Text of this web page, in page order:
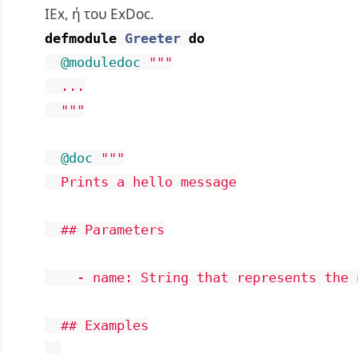
IEx, ή του ExDoc.
defmodule Greeter do
@moduledoc
"""
  ...
  """
@doc
"""
  Prints a hello message
  ## Parameters
- name: String that represents the
  ## Examples